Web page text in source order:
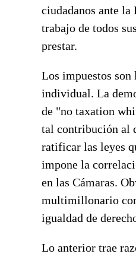
ciudadanos ante
trabajo de todos
prestar.
Los impuestos
individual. La
de "no taxation
tal contribución al
ratificar las leyes
impone la
en las Cámaras.
multimillonario
igualdad de
Lo anterior trae